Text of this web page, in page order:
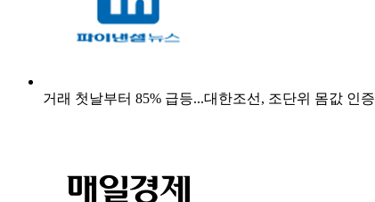
거래 첫날부터 85% 급등...대한조선, 조단위 몸값 인증